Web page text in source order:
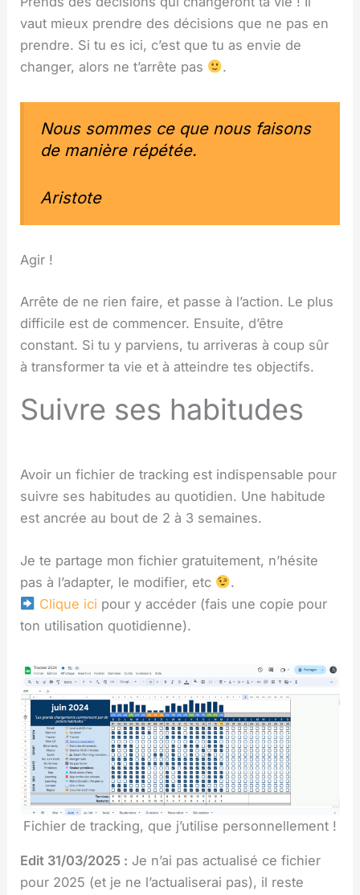
vaut mieux prendre des décisions que ne pas en
prendre. Si tu es ici, c’est que tu as envie de
changer, alors ne t’arrête pas
.
Nous sommes ce que nous faisons
de manière répétée.
Aristote
Agir !
Arrête de ne rien faire, et passe à l’action. Le plus
difficile est de commencer. Ensuite, d’être
constant. Si tu y parviens, tu arriveras à coup sûr
à transformer ta vie et à atteindre tes objectifs.
Suivre ses habitudes
Avoir un fichier de tracking est indispensable pour
suivre ses habitudes au quotidien. Une habitude
est ancrée au bout de 2 à 3 semaines.
Je te partage mon fichier gratuitement, n’hésite
pas à l’adapter, le modifier, etc
.
Clique ici pour y accéder (fais une copie pour
ton utilisation quotidienne).
Fichier de tracking, que j’utilise personnellement !
Edit 31/03/2025 : Je n’ai pas actualisé ce fichier
pour 2025 (et je ne l’actualiserai pas), il reste